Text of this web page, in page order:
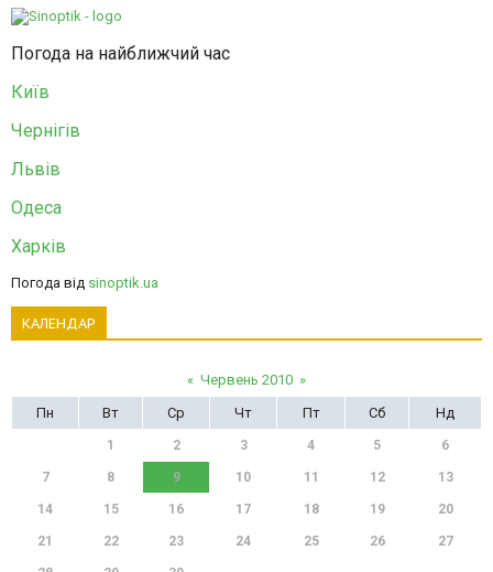
Погода на найближчий час
Київ
Чернігів
Львів
Одеса
Харків
Погода від sinoptik.ua
КАЛЕНДАР
« Червень 2010 »
Пн
Вт Ср Чт Пт Сб Нд
1 2 3 4 5 6
7 8 9 10 11 12 13
14 15 16 17 18 19 20
21 22 23 24 25 26 27